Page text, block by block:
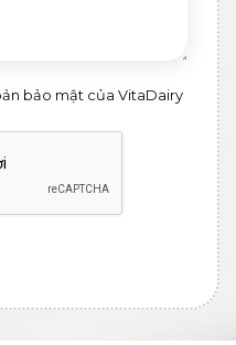
bảo mật của VitaDairy